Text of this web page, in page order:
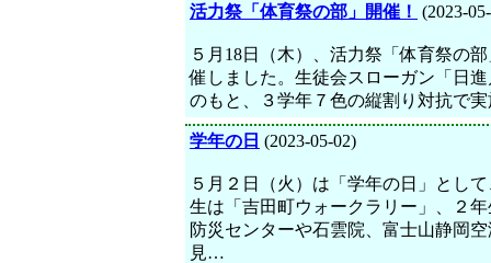
活力祭「体育祭の部」開催！ (2023-
５月18日（木）、活力祭「体育祭の
催しました。生徒会スローガン「日
のもと、３学年７色の縦割り対抗で
学年の日 (2023-05-02)
５月２日（火）は「学年の日」とし
生は「吉田町ウォークラリー」、２
防災センターや石雲院、富士山静岡
見…